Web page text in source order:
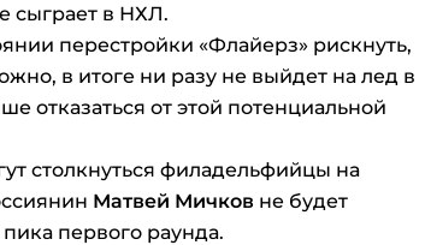
сыграет в НХЛ.
перестройки «Флайерз» рискнуть,
в итоге ни разу не выйдет на лед в
отказаться от этой потенциальной
столкнуться филадельфийцы на
Матвей Мичков не будет
первого раунда.